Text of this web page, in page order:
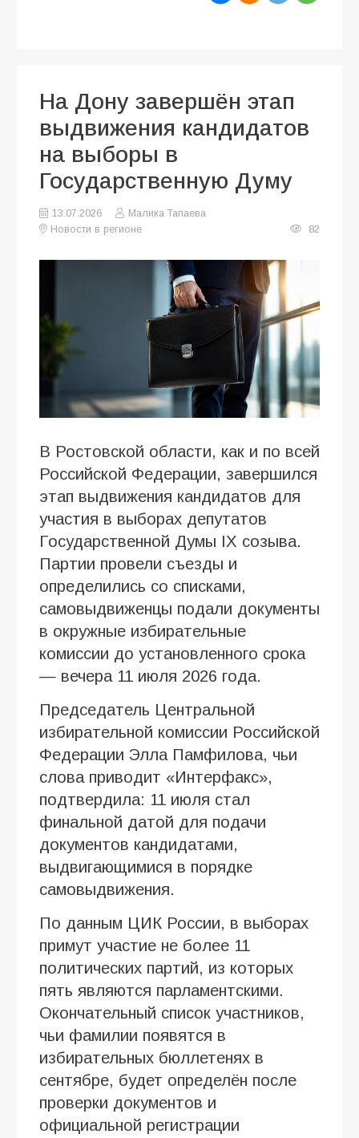
На Дону завершён этап
выдвижения кандидатов
на выборы в
Государственную Думу
13.07.2026
Малика Тапаева
Новости в регионе
82
В Ростовской области, как и по всей
Российской Федерации, завершился
этап выдвижения кандидатов для
участия в выборах депутатов
Государственной Думы IX созыва.
Партии провели съезды и
определились со списками,
самовыдвиженцы подали документы
в окружные избирательные
комиссии до установленного срока
— вечера 11 июля 2026 года.
Председатель Центральной
избирательной комиссии Российской
Федерации Элла Памфилова, чьи
слова приводит «Интерфакс»,
подтвердила: 11 июля стал
финальной датой для подачи
документов кандидатами,
выдвигающимися в порядке
самовыдвижения.
По данным ЦИК России, в выборах
примут участие не более 11
политических партий, из которых
пять являются парламентскими.
Окончательный список участников,
чьи фамилии появятся в
избирательных бюллетенях в
сентябре, будет определён после
проверки документов и
официальной регистрации